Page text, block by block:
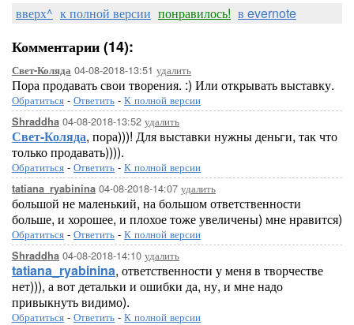
вверх^ к полной версии понравилось! в evernote
Комментарии (14):
Свет-Коляда 04-08-2018-13:51 удалить
Пора продавать свои творения. :) Или открывать выставку.
Обратиться - Ответить - К полной версии
Shraddha 04-08-2018-13:52 удалить
Свет-Коляда, пора)))! Для выставки нужны деньги, так что
только продавать)))).
Обратиться - Ответить - К полной версии
tatiana_ryabinina 04-08-2018-14:07 удалить
большой не маленький, на большом ответственности
больше, и хорошее, и плохое тоже увеличены) мне нравится)
Обратиться - Ответить - К полной версии
Shraddha 04-08-2018-14:10 удалить
tatiana_ryabinina, ответственности у меня в творчестве
нет))), а вот детальки и ошибки да, ну, и мне надо
привыкнуть видимо).
Обратиться - Ответить - К полной версии